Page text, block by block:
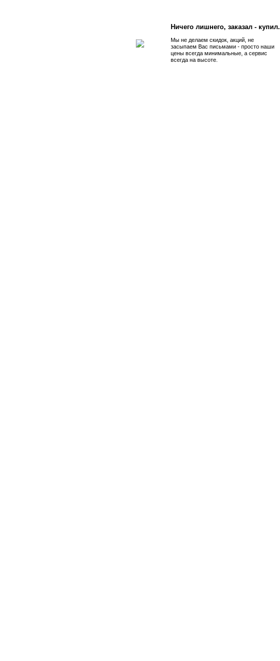
Ничего лишнего, заказал - купил.
Мы не делаем скидок, акций, не
засыпаем Вас письмами - просто наши
цены всегда минимальные, а сервис
всегда на высоте.